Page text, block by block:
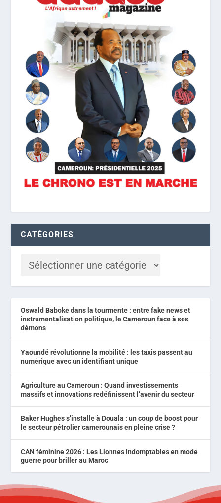
CATÉGORIES
Oswald Baboke dans la tourmente : entre fake news et
instrumentalisation politique, le Cameroun face à ses
démons
Yaoundé révolutionne la mobilité : les taxis passent au
numérique avec un identifiant unique
Agriculture au Cameroun : Quand investissements
massifs et innovations redéfinissent l’avenir du secteur
Baker Hughes s’installe à Douala : un coup de boost pour
le secteur pétrolier camerounais en pleine crise ?
CAN féminine 2026 : Les Lionnes Indomptables en mode
guerre pour briller au Maroc